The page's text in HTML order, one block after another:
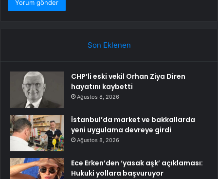
Son Eklenen
CHP’li eski vekil Orhan Ziya Diren
hayatını kaybetti
Ağustos 8, 2026
İstanbul’da market ve bakkallarda
yeni uygulama devreye girdi
Ağustos 8, 2026
Ece Erken’den ‘yasak aşk’ açıklaması:
Hukuki yollara başvuruyor